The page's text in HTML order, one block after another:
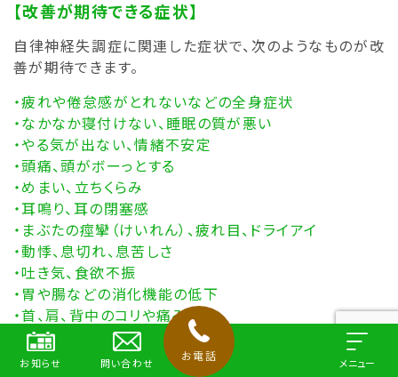
お知らせ 問い合わせ
お電話
メニュー
【改善が期待できる症状】
自律神経失調症に関連した症状で、次のようなものが改
善が期待できます。
・疲れや倦怠感がとれないなどの全身症状
・なかなか寝付けない、睡眠の質が悪い
・やる気が出ない、情緒不安定
・頭痛、頭がボーっとする
・めまい、立ちくらみ
・耳鳴り、耳の閉塞感
・まぶたの痙攣（けいれん）、疲れ目、ドライアイ
・動悸、息切れ、息苦しさ
・吐き気、食欲不振
・胃や腸などの消化機能の低下
・首、肩、背中のコリや痛み
・冷え、ほてり